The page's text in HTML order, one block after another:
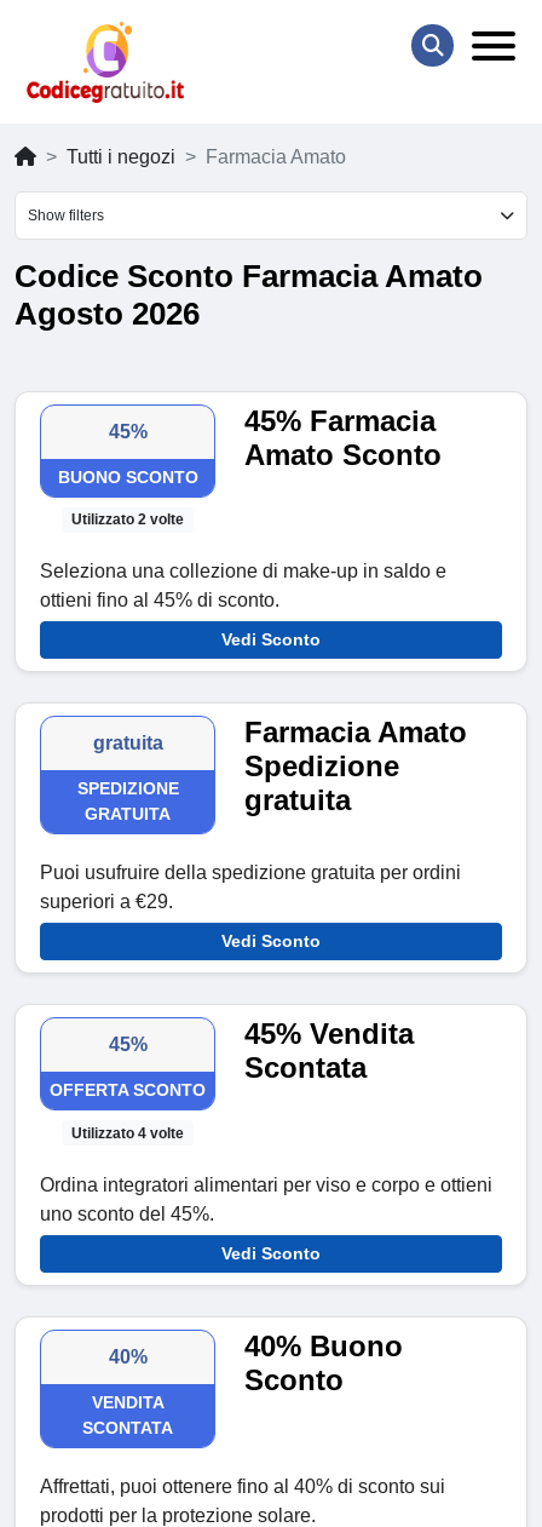
Tutti i negozi Farmacia Amato
Show filters
Codice Sconto Farmacia Amato
Agosto 2026
45%
BUONO SCONTO
Utilizzato 2 volte
45% Farmacia
Amato Sconto
Seleziona una collezione di make-up in saldo e
ottieni fino al 45% di sconto.
Vedi Sconto
gratuita
SPEDIZIONE
GRATUITA
Farmacia Amato
Spedizione
gratuita
Puoi usufruire della spedizione gratuita per ordini
superiori a €29.
Vedi Sconto
45%
OFFERTA SCONTO
Utilizzato 4 volte
45% Vendita
Scontata
Ordina integratori alimentari per viso e corpo e ottieni
uno sconto del 45%.
Vedi Sconto
40%
VENDITA
SCONTATA
40% Buono
Sconto
Affrettati, puoi ottenere fino al 40% di sconto sui
prodotti per la protezione solare.